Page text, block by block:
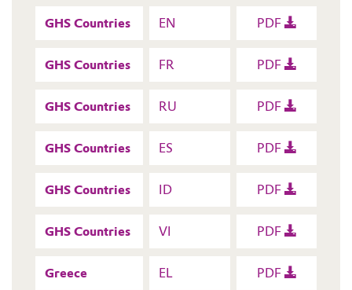
GHS Countries EN PDF
GHS Countries FR PDF
GHS Countries RU PDF
GHS Countries ES PDF
GHS Countries ID PDF
GHS Countries VI PDF
Greece EL PDF